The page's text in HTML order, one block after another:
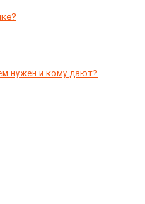
нужен и кому дают?